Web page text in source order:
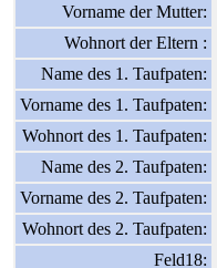
Vorname der Mutter:
Wohnort der Eltern :
Name des 1. Taufpaten:
Vorname des 1. Taufpaten:
Wohnort des 1. Taufpaten:
Name des 2. Taufpaten:
Vorname des 2. Taufpaten:
Wohnort des 2. Taufpaten:
Feld18: